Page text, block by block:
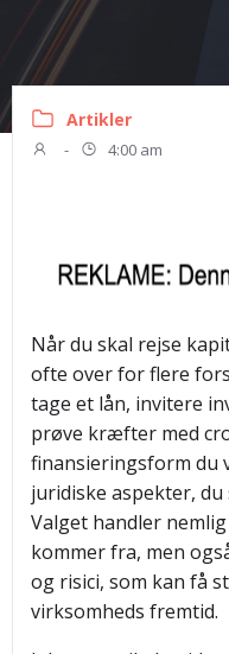
Artikler
- 4:00 am
Når du skal rejse
ofte over for flere
tage et lån, invitere
prøve kræfter med
finansieringsform du
juridiske aspekter,
Valget handler
kommer fra, men
og risici, som kan få
virksomheds fremtid.